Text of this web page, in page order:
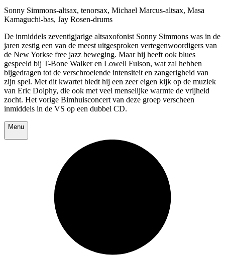
Sonny Simmons-altsax, tenorsax, Michael Marcus-altsax, Masa
Kamaguchi-bas, Jay Rosen-drums
De inmiddels zeventigjarige altsaxofonist Sonny Simmons was in de
jaren zestig een van de meest uitgesproken vertegenwoordigers van
de New Yorkse free jazz beweging. Maar hij heeft ook blues
gespeeld bij T-Bone Walker en Lowell Fulson, wat zal hebben
bijgedragen tot de verschroeiende intensiteit en zangerigheid van
zijn spel. Met dit kwartet biedt hij een zeer eigen kijk op de muziek
van Eric Dolphy, die ook met veel menselijke warmte de vrijheid
zocht. Het vorige Bimhuisconcert van deze groep verscheen
inmiddels in de VS op een dubbel CD.
Menu